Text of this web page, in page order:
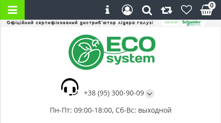
+38 (95) 300-90-09
Пн-Пт: 09:00-18:00, Сб-Вс: выходной
0